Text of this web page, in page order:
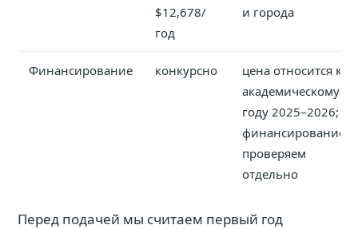
$12,678/
год
и города
Финансирование конкурсно
цена относится к
академическому
году 2025–2026;
финансирование
проверяем
отдельно
Перед подачей мы считаем первый год